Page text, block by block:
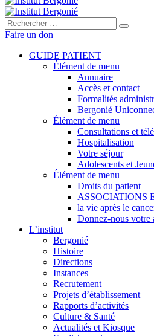
Rechercher :
Faire un don
GUIDE PATIENT
Élément de menu
Annuaire
Accès et contact
Formalités
Bergonié
Élément de menu
Consultations et
Hospitalisation
Votre séjour
Adolescents et
Élément de menu
Droits du patient
ASSOCIATIONS
la vie après le
Donnez-nous votre
L’institut
Bergonié
Histoire
Directions
Instances
Recrutement
Projets d’établissement
Rapports d’activités
Culture & Santé
Actualités et Kiosque